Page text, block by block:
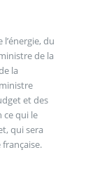
du
de la
la
et des
ce qui le
qui sera